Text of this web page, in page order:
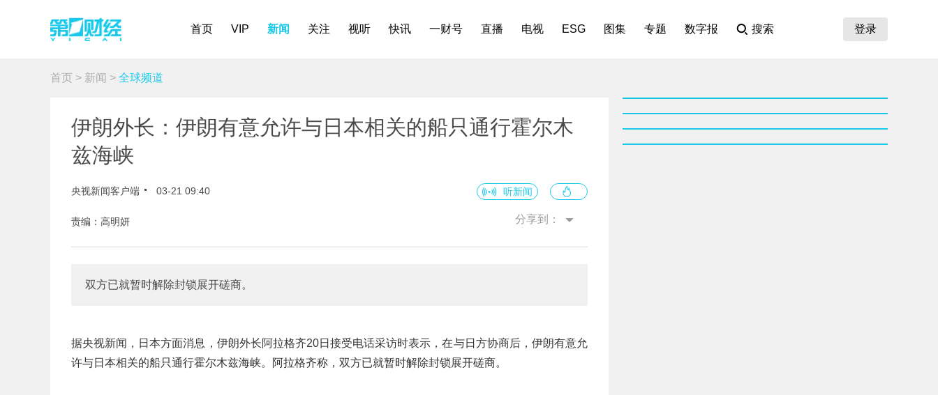
首页 VIP 新闻 关注 视听 快讯 一财号 直播 电视 ESG 图集 专题 数字报 搜索 登录
首页 > 新闻 > 全球频道
伊朗外长：伊朗有意允许与日本相关的船只通行霍尔木
兹海峡
央视新闻客户端 03-21 09:40 听新闻
责编：高明妍 分享到：
双方已就暂时解除封锁展开磋商。
据央视新闻，日本方面消息，伊朗外长阿拉格齐20日接受电话采访时表示，在与日方协商后，伊朗有意允
许与日本相关的船只通行霍尔木兹海峡。阿拉格齐称，双方已就暂时解除封锁展开磋商。